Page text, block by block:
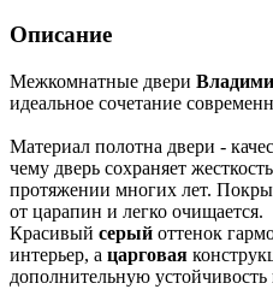
Описание
Межкомнатные двери
идеальное сочетание
Материал полотна двери -
чему дверь сохраняет
протяжении многих лет.
от царапин и легко очищается.
Красивый серый оттенок
интерьер, а царговая
дополнительную устойчивость